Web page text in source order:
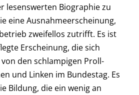
lesenswerten Biographie zu
eine Ausnahmeerscheinung,
zweifellos zutrifft. Es ist
Erscheinung, die sich
den schlampigen Proll-
und Linken im Bundestag. Es
Bildung, die ein wenig an